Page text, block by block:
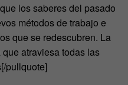
los saberes del pasado
métodos de trabajo e
que se redescubren. La
atraviesa todas las
pullquote]